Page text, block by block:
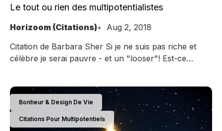
Le tout ou rien des multipotentialistes
Horizoom (Citations)
Aug 2, 2018
Citation de Barbara Sher Si je ne suis pas riche et
célèbre je serai pauvre - et un "looser"! Est-ce
vous pouvez faire et être admiré par les personnes
que vous admirez ? Pourquoi ne pas se
Bonheur & Design De Vie
Citations Pour Multipotentiels